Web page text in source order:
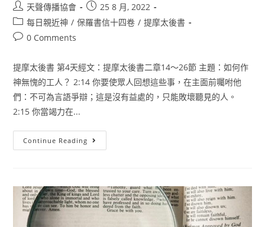
天聲傳播協會
25 8 月, 2022
每日親近神 / 保羅書信十四卷 / 提摩太後書
0 Comments
提摩太後書 第4天經文：提摩太後書二章14〜26節 主題：如何作
神無愧的工人？ 2:14 你要使眾人回想這些事，在主面前囑咐他
們：不可為言語爭辯；這是沒有益處的，只能敗壞聽見的人。
2:15 你當竭力在...
Continue Reading